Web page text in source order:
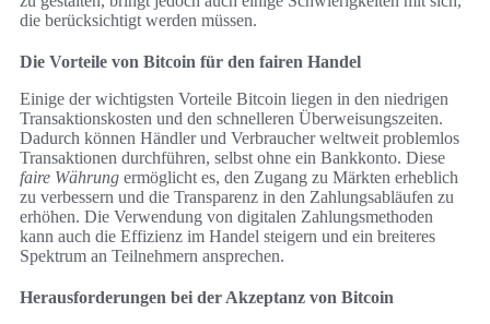
die berücksichtigt werden müssen.
Die Vorteile von Bitcoin für den fairen Handel
Einige der wichtigsten Vorteile Bitcoin liegen in den niedrigen
Transaktionskosten und den schnelleren Überweisungszeiten.
Dadurch können Händler und Verbraucher weltweit problemlos
Transaktionen durchführen, selbst ohne ein Bankkonto. Diese
faire Währung ermöglicht es, den Zugang zu Märkten erheblich
zu verbessern und die Transparenz in den Zahlungsabläufen zu
erhöhen. Die Verwendung von digitalen Zahlungsmethoden
kann auch die Effizienz im Handel steigern und ein breiteres
Spektrum an Teilnehmern ansprechen.
Herausforderungen bei der Akzeptanz von Bitcoin